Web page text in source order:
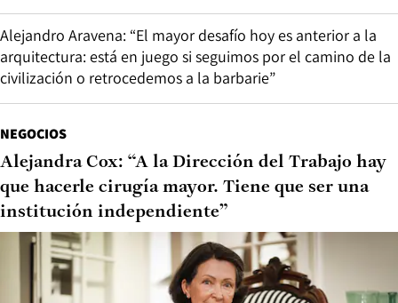
Alejandro Aravena: “El mayor desafío hoy es anterior a la
arquitectura: está en juego si seguimos por el camino de la
civilización o retrocedemos a la barbarie”
NEGOCIOS
Alejandra Cox: “A la Dirección del Trabajo hay
que hacerle cirugía mayor. Tiene que ser una
institución independiente”